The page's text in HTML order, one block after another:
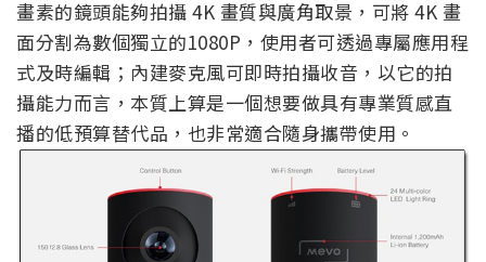
畫素的鏡頭能夠拍攝 4K 畫質與廣角取景，可將 4K 畫
面分割為數個獨立的1080P，使用者可透過專屬應用程
式及時編輯；內建麥克風可即時拍攝收音，以它的拍
攝能力而言，本質上算是一個想要做具有專業質感直
播的低預算替代品，也非常適合隨身攜帶使用。